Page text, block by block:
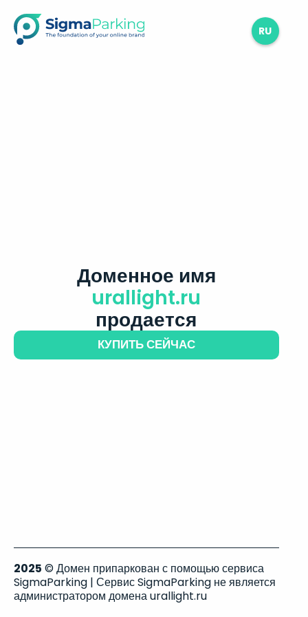
RU
Доменное имя
urallight.ru
продается
КУПИТЬ СЕЙЧАС
2025 © Домен припаркован с помощью сервиса
SigmaParking | Сервис SigmaParking не является
администратором домена urallight.ru